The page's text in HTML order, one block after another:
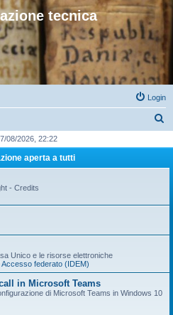
tecnica
Login
c
08/2026, 22:22
aperta a tutti
- Credits
Unico e le risorse elettroniche
Accesso federato (IDEM)
in Microsoft Teams
di Microsoft Teams in Windows 10